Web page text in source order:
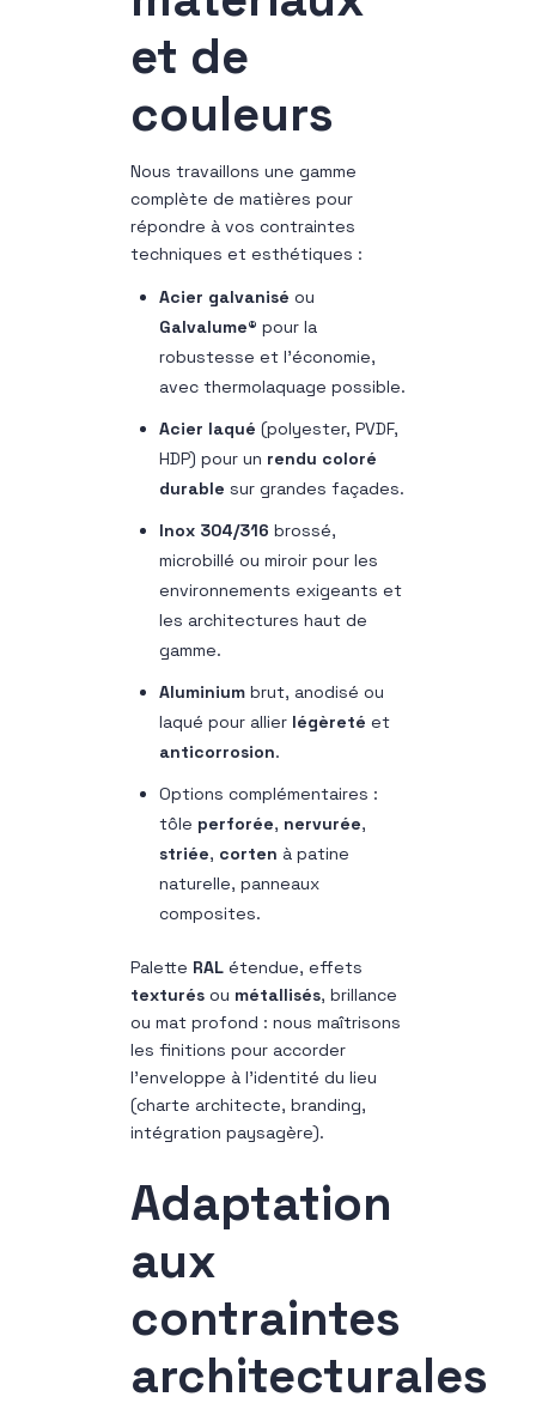
et de
couleurs
Nous travaillons une gamme
complète de matières pour
répondre à vos contraintes
techniques et esthétiques :
Acier galvanisé ou
Galvalume® pour la
robustesse et l’économie,
avec thermolaquage possible.
Acier laqué (polyester, PVDF,
HDP) pour un rendu coloré
durable sur grandes façades.
Inox 304/316 brossé,
microbillé ou miroir pour les
environnements exigeants et
les architectures haut de
gamme.
Aluminium brut, anodisé ou
laqué pour allier légèreté et
anticorrosion.
Options complémentaires :
tôle perforée, nervurée,
striée, corten à patine
naturelle, panneaux
composites.
Palette RAL étendue, effets
texturés ou métallisés, brillance
ou mat profond : nous maîtrisons
les finitions pour accorder
l’enveloppe à l’identité du lieu
(charte architecte, branding,
intégration paysagère).
Adaptation
aux
contraintes
architecturales